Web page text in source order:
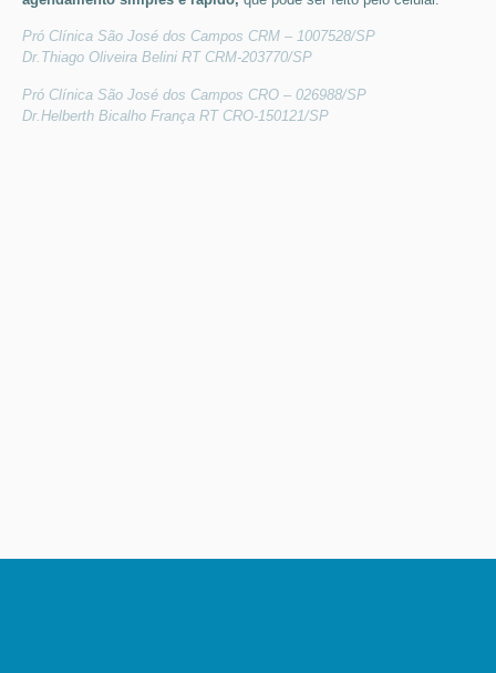
Pró Clínica São José dos Campos CRM – 1007528/SP
Dr.Thiago Oliveira Belini RT CRM-203770/SP
Pró Clínica São José dos Campos CRO – 026988/SP
Dr.Helberth Bicalho França RT CRO-150121/SP